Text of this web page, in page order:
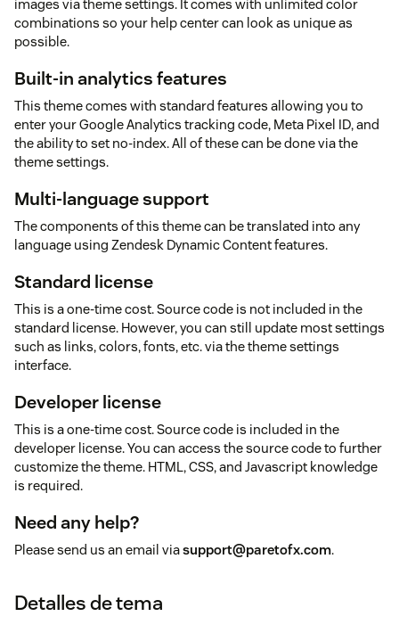
images via theme settings. It comes with unlimited color
combinations so your help center can look as unique as
possible.
Built-in analytics features
This theme comes with standard features allowing you to
enter your Google Analytics tracking code, Meta Pixel ID, and
the ability to set no-index. All of these can be done via the
theme settings.
Multi-language support
The components of this theme can be translated into any
language using Zendesk Dynamic Content features.
Standard license
This is a one-time cost. Source code is not included in the
standard license. However, you can still update most settings
such as links, colors, fonts, etc. via the theme settings
interface.
Developer license
This is a one-time cost. Source code is included in the
developer license. You can access the source code to further
customize the theme. HTML, CSS, and Javascript knowledge
is required.
Need any help?
Please send us an email viasupport@paretofx.com.
Detalles de tema